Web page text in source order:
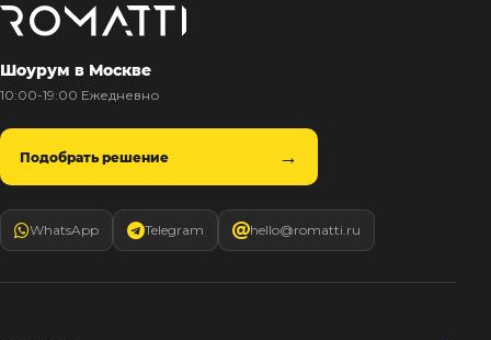
Шоурум в Москве
10:00-19:00 Ежедневно
Подобрать решение
WhatsApp Telegram hello@romatti.ru